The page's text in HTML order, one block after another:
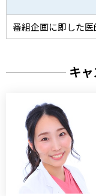
番組企画に即した
キ